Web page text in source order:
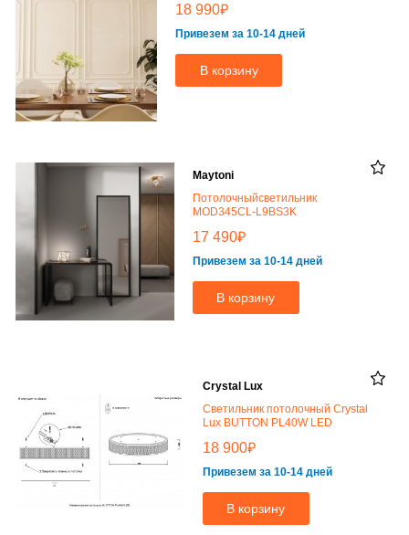
18 990₽
Привезем за 10-14 дней
В корзину
Maytoni
Потолочныйсветильник
MOD345CL-L9BS3K
17 490₽
Привезем за 10-14 дней
В корзину
Crystal Lux
Светильник потолочный Crystal
Lux BUTTON PL40W LED
18 900₽
Привезем за 10-14 дней
В корзину